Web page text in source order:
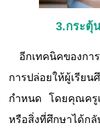
3.กระตุ้
อีกเทคนิคของการ
การปล่อยให้ผู้เรียน
กำหนด โดยคุณครู
หรือสิ่งที่ศึกษาได้ก